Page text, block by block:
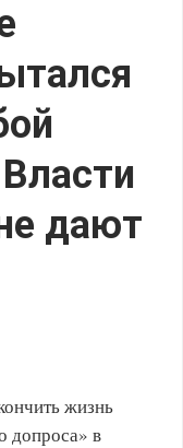
дают
жизнь
допроса» в